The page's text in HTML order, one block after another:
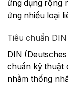
ứng dụng rộng
ứng nhiều loại
Tiêu chuẩn DIN
DIN
chuẩn kỹ thuật
nhằm thống